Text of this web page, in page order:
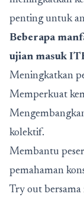
penting untuk
Beberapa
ujian masuk
Meningkatkan
Memperkuat
kolektif.
Membantu
pemahaman
Try out